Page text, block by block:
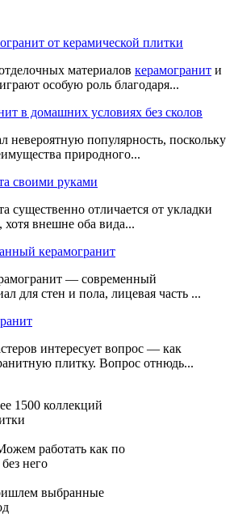
от керамической плитки
материалов керамогранит и
особую роль благодаря...
в домашних условиях без сколов
невероятную популярность, поскольку
природного...
своими руками
существенно отличается от укладки
внешне оба вида...
керамогранит
— современный
для стен и пола, лицевая часть ...
интересует вопрос — как
плитку. Вопрос отнюдь...
1500 коллекций
работать как по
него
выбранные